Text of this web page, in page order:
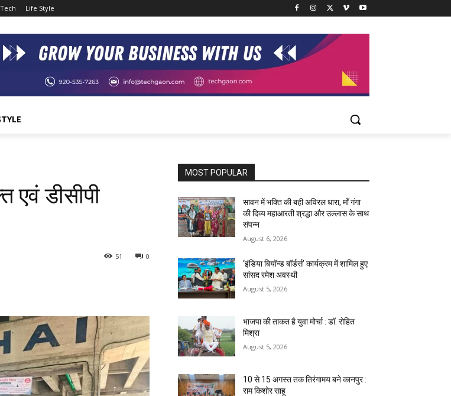
Tech Life Style
एवं डीसीपी
0
51
MOST POPULAR
सावन में भक्ति की बही अविरल धारा, माँ गंगा
की दिव्य महाआरती श्रद्धा और उल्लास के साथ
संपन्न
August 6, 2026
‘इंडिया बियॉन्ड बॉर्डर्स’ कार्यक्रम में शामिल हुए
सांसद रमेश अवस्थी
August 5, 2026
भाजपा की ताकत है युवा मोर्चा : डॉ. रोहित
मिश्रा
August 5, 2026
10 से 15 अगस्त तक तिरंगामय बने कानपुर :
राम किशोर साहू